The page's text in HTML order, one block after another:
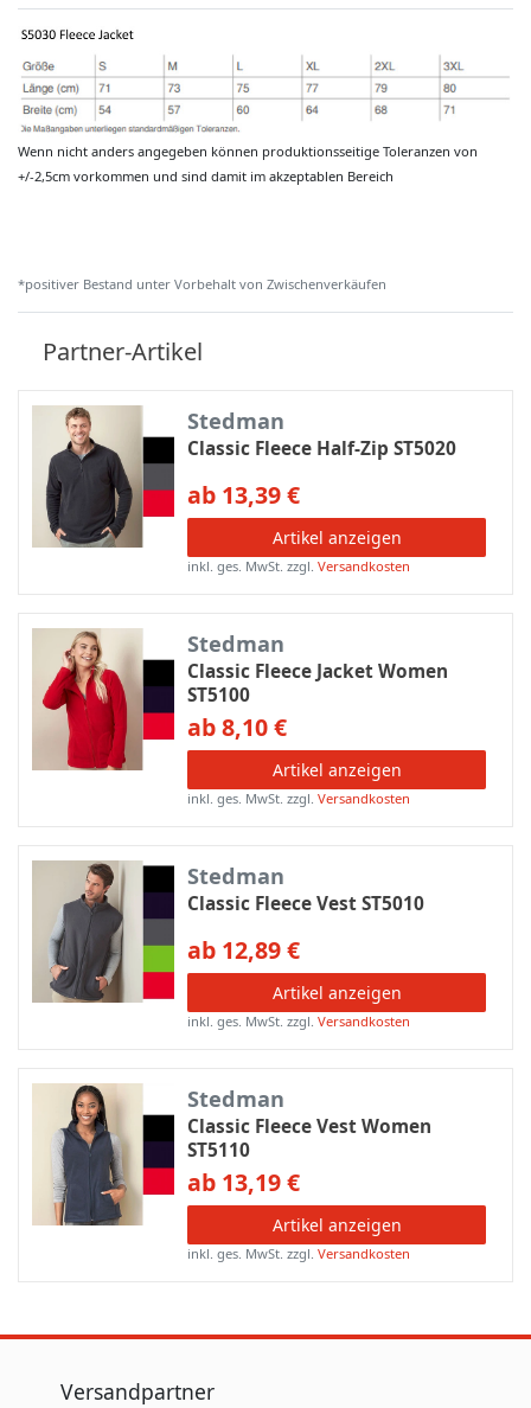
Wenn nicht anders angegeben können produktionsseitige Toleranzen von
+/-2,5cm vorkommen und sind damit im akzeptablen Bereich
*positiver Bestand unter Vorbehalt von Zwischenverkäufen
Partner-Artikel
Stedman
Classic Fleece Half-Zip ST5020
ab 13,39 €
Artikel anzeigen
inkl. ges. MwSt. zzgl.Versandkosten
Stedman
Classic Fleece Jacket Women
ST5100
ab 8,10 €
Artikel anzeigen
inkl. ges. MwSt. zzgl.Versandkosten
Stedman
Classic Fleece Vest ST5010
ab 12,89 €
Artikel anzeigen
inkl. ges. MwSt. zzgl.Versandkosten
Stedman
Classic Fleece Vest Women
ST5110
ab 13,19 €
Artikel anzeigen
inkl. ges. MwSt. zzgl.Versandkosten
Versandpartner